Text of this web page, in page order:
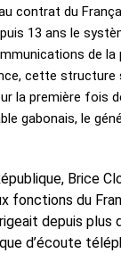
contrat du
13 ans le
de la
cette structure
la première fois
gabonais, le
Brice
fonctions du
depuis plus
d’écoute